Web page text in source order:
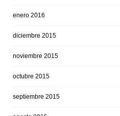
enero 2016
diciembre 2015
noviembre 2015
octubre 2015
septiembre 2015